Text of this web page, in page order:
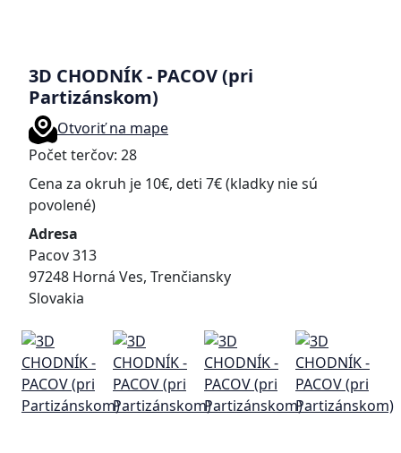
3D CHODNÍK - PACOV (pri
Partizánskom)
Otvoriť na mape
Počet terčov: 28
Cena za okruh je 10€, deti 7€ (kladky nie sú
povolené)
Adresa
Pacov 313
97248 Horná Ves, Trenčiansky
Slovakia